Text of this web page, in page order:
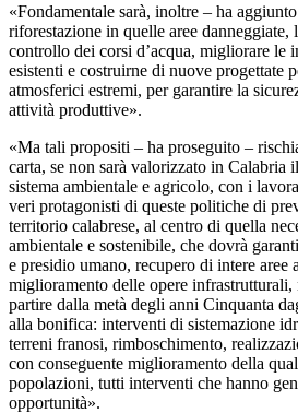
«Fondamentale sarà, inoltre – ha
riforestazione in quelle aree danneggiate,
controllo dei corsi d’acqua, migliorare le
esistenti e costruirne di nuove progettate
atmosferici estremi, per garantire la
attività produttive».
«Ma tali propositi – ha proseguito –
carta, se non sarà valorizzato in Calabria
sistema ambientale e agricolo, con i
veri protagonisti di queste politiche di
territorio calabrese, al centro di quella
ambientale e sostenibile, che dovrà
e presidio umano, recupero di intere aree
miglioramento delle opere
partire dalla metà degli anni Cinquanta
alla bonifica: interventi di sistemazione
terreni franosi, rimboschimento,
con conseguente miglioramento della
popolazioni, tutti interventi che hanno
opportunità».